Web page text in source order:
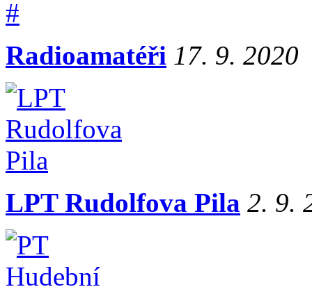
Radioamatéři 17. 9. 2020
LPT Rudolfova Pila 2. 9.